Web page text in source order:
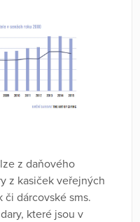
z daňového
z kasiček veřejných
dárcovské sms.
které jsou v